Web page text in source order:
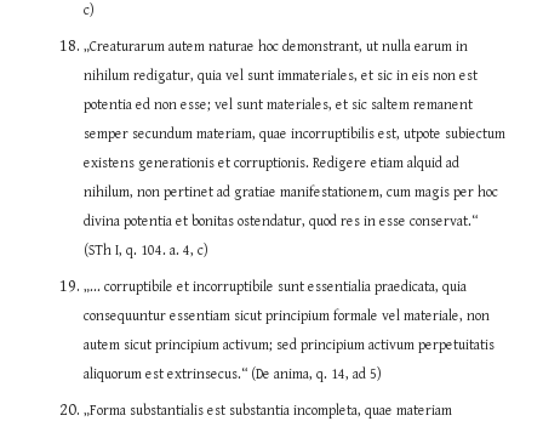
c)
„Creaturarum autem naturae hoc demonstrant, ut nulla earum in
nihilum redigatur, quia vel sunt immateriales, et sic in eis non est
potentia ed non esse; vel sunt materiales, et sic saltem remanent
semper secundum materiam, quae incorruptibilis est, utpote subiectum
existens generationis et corruptionis. Redigere etiam alquid ad
nihilum, non pertinet ad gratiae manifestationem, cum magis per hoc
divina potentia et bonitas ostendatur, quod res in esse conservat.“
(STh I, q. 104. a. 4, c)
„... corruptibile et incorruptibile sunt essentialia praedicata, quia
consequuntur essentiam sicut principium formale vel materiale, non
autem sicut principium activum; sed principium activum perpetuitatis
aliquorum est extrinsecus.“ (De anima, q. 14, ad 5)
„Forma substantialis est substantia incompleta, quae materiam